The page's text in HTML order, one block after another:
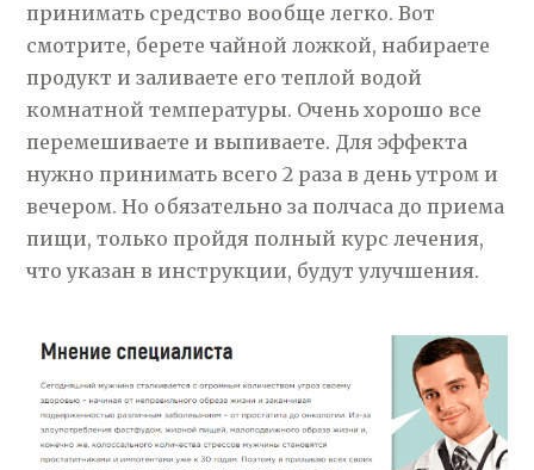
принимать средство вообще легко. Вот
смотрите, берете чайной ложкой, набираете
продукт и заливаете его теплой водой
комнатной температуры. Очень хорошо все
перемешиваете и выпиваете. Для эффекта
нужно принимать всего 2 раза в день утром и
вечером. Но обязательно за полчаса до приема
пищи, только пройдя полный курс лечения,
что указан в инструкции, будут улучшения.